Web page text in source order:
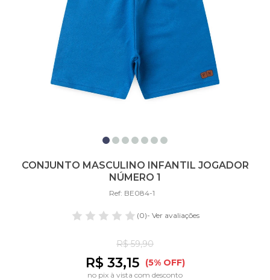
CONJUNTO MASCULINO INFANTIL JOGADOR
NÚMERO 1
Ref: BE084-1
(0)- Ver avaliações
R$ 59,90
R$ 33,15 (5% OFF)
no pix à vista com desconto